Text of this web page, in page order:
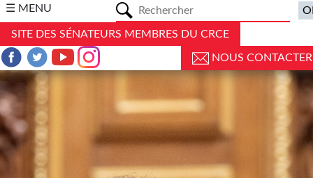
☰ MENU
SITE DES SÉNATEURS MEMBRES DU CRCE
NOUS CONTACTER